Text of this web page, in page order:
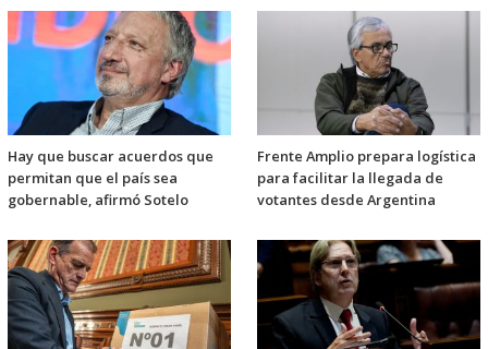
Hay que buscar acuerdos que
permitan que el país sea
gobernable, afirmó Sotelo
Frente Amplio prepara logística
para facilitar la llegada de
votantes desde Argentina